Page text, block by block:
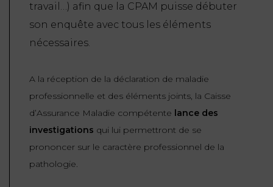
travail …) afin que la CPAM puisse débuter
son enquête avec tous les éléments
nécessaires.
A la réception de la déclaration de maladie
professionnelle et des éléments joints, la Caisse
d’Assurance Maladie compétente lance des
investigations qui lui permettront de se
prononcer sur le caractère professionnel de la
pathologie.